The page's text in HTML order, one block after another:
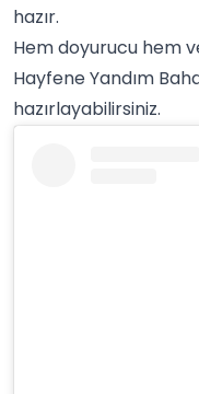
hazır.
Hem doyurucu hem
HayfeneYandım
hazırlayabilirsiniz.